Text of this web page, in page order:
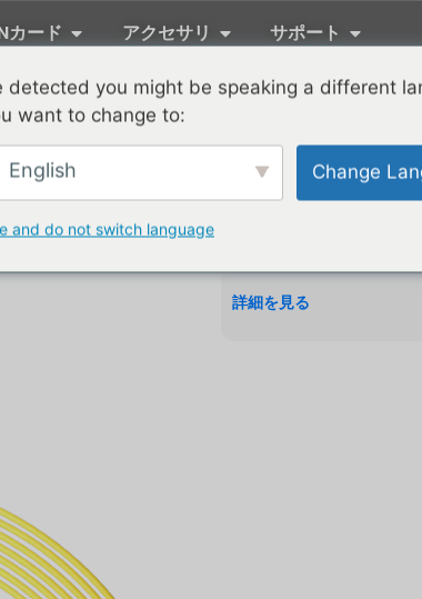
カード アクセサリ サポート
SKMA-
製品の特長
1.⁠ 信号損失を最小限に
プロフェッショナル
0.2dB 以下に抑えた
クを提供します。
詳細を見る
detected you might be speaking a different
want to change to:
English Change
and do not switch language